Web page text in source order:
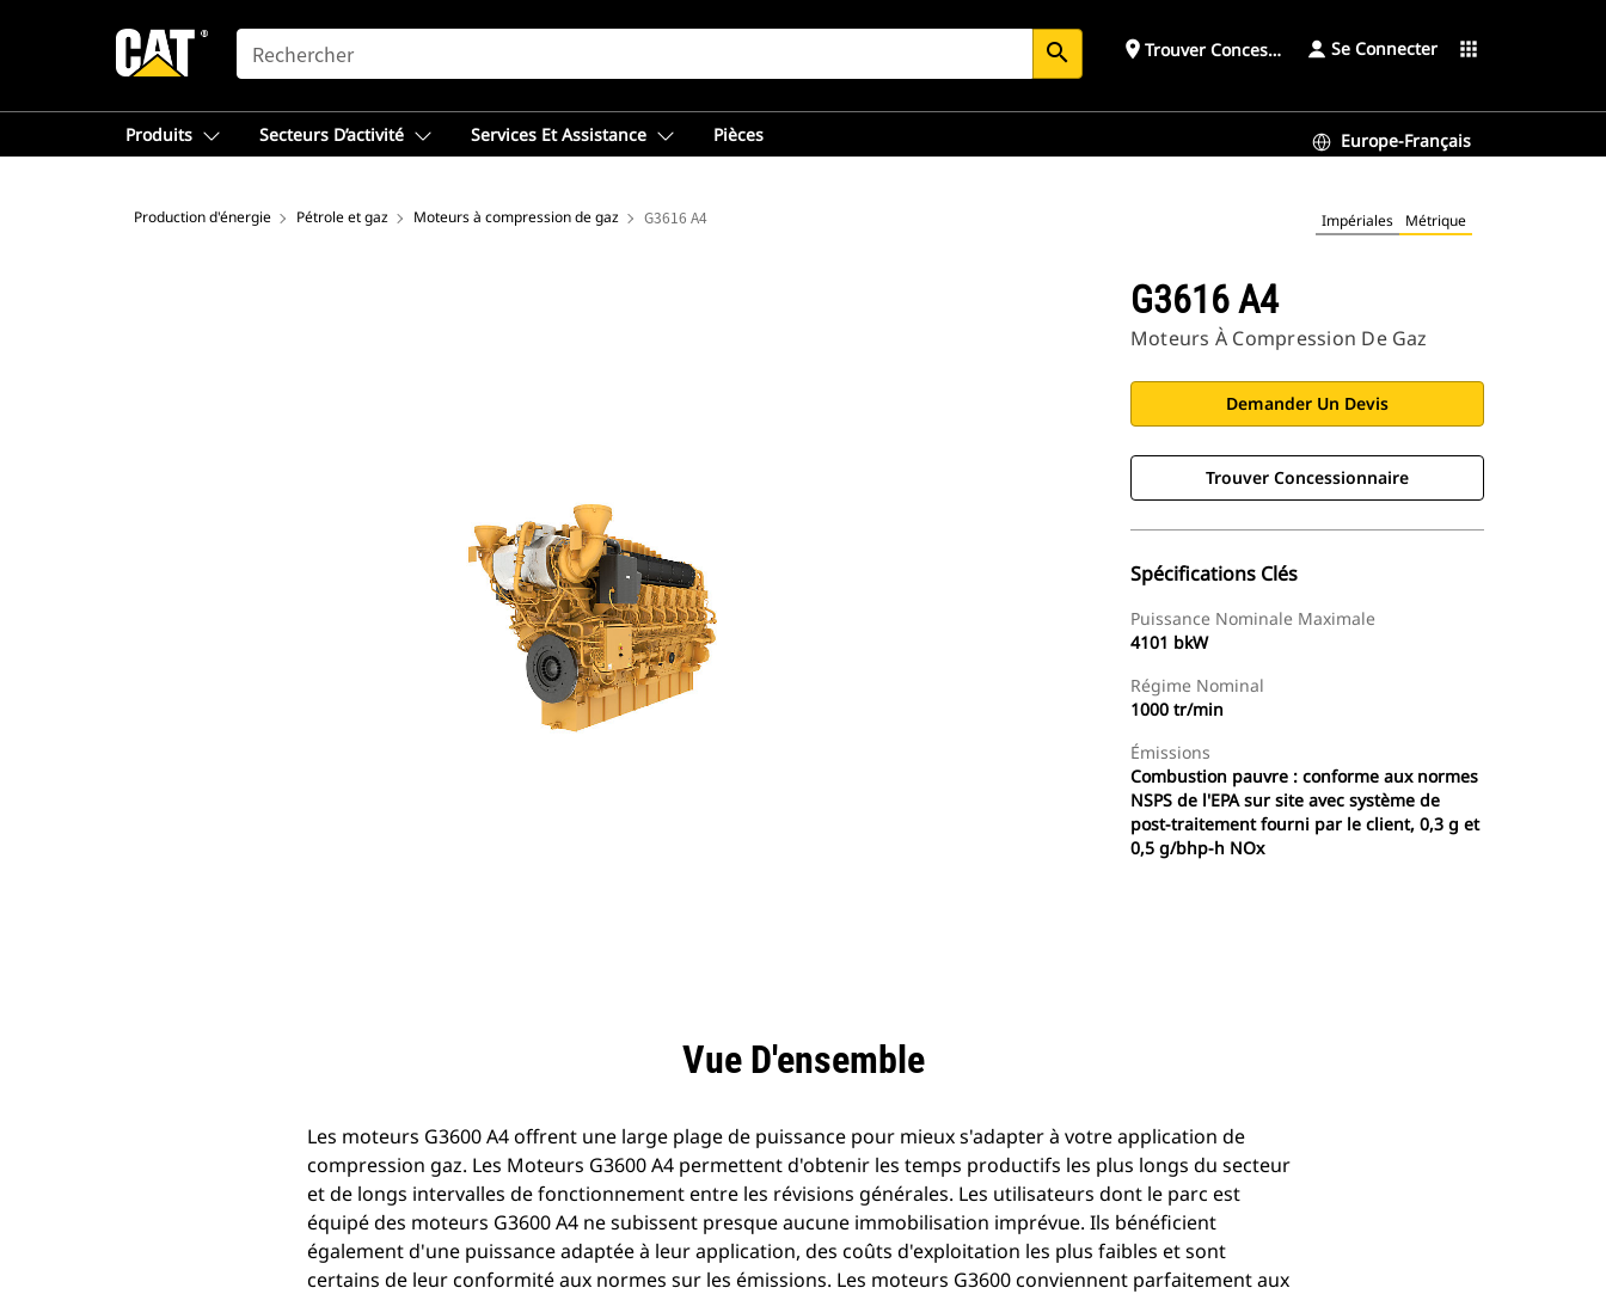
SEARCH search place Trouver ConcessionnaireSe Connecter apps
Produits Secteurs D’activité Services Et Assistance Pièces Europe-Français
Production d'énergie Pétrole et gaz Moteurs à compression de gaz G3616 A4 Impériales Métrique
G3616 A4
Moteurs À Compression De Gaz
Demander Un Devis
Trouver Concessionnaire
Spécifications Clés
Puissance Nominale Maximale
4101 bkW
Régime Nominal
1000 tr/min
Émissions
Combustion pauvre : conforme aux normes
NSPS de l'EPA sur site avec système de
post-traitement fourni par le client, 0,3 g et
0,5 g/bhp-h NOx
Vue D'ensemble
Les moteurs G3600 A4 offrent une large plage de puissance pour mieux s'adapter à votre application de
compression gaz. Les Moteurs G3600 A4 permettent d'obtenir les temps productifs les plus longs du secteur
et de longs intervalles de fonctionnement entre les révisions générales. Les utilisateurs dont le parc est
équipé des moteurs G3600 A4 ne subissent presque aucune immobilisation imprévue. Ils bénéficient
également d'une puissance adaptée à leur application, des coûts d'exploitation les plus faibles et sont
certains de leur conformité aux normes sur les émissions. Les moteurs G3600 conviennent parfaitement aux